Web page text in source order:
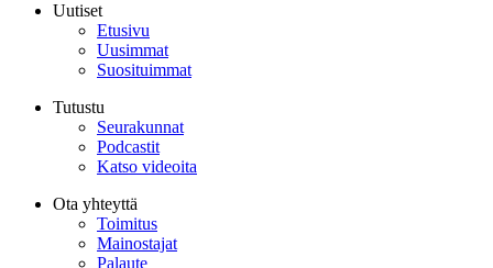
Uutiset
Etusivu
Uusimmat
Suosituimmat
Tutustu
Seurakunnat
Podcastit
Katso videoita
Ota yhteyttä
Toimitus
Mainostajat
Palaute